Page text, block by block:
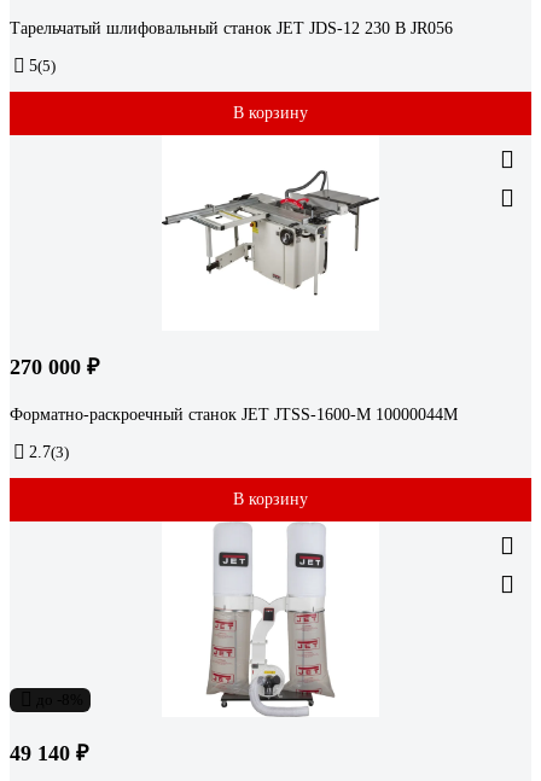
Тарельчатый шлифовальный станок JET JDS-12 230 В JR056
5(5)
В корзину
270 000 ₽
Форматно-раскроечный станок JET JTSS-1600-M 10000044M
2.7(3)
В корзину
49 140 ₽